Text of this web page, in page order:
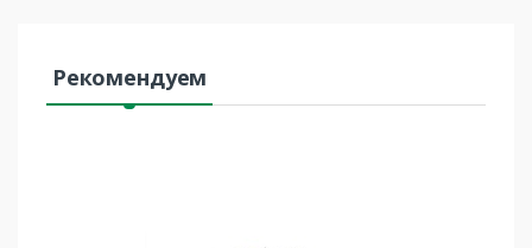
Рекомендуем